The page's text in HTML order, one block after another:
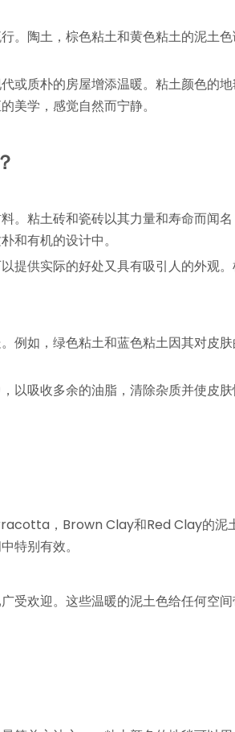
。陶土，棕色粘土和黄色粘土的泥土
或质朴的房屋增添温暖。粘土颜色的
美学，感觉自然而宁静。
。粘土砖和瓷砖以其力量和寿命而闻
和有机的设计中。
提供实际的好处又具有吸引人的外观
例如，绿色粘土和蓝色粘土因其对皮
以吸收多余的油脂，清除杂质并使皮
，Brown Clay和Red Clay的泥
特别有效。
受欢迎。这些温暖的泥土色给任何空